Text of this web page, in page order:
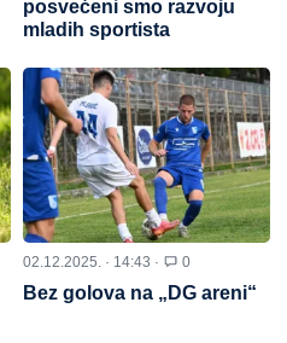
posvećeni smo razvoju
mladih sportista
02.12.2025. · 14:43 · 0
Bez golova na „DG areni“